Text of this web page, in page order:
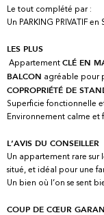
Le tout complété par :
Un PARKING PRIVATIF
LES PLUS
Appartement CLÉ EN
BALCON agréable pour
COPROPRIÉTÉ DE
Superficie fonctionnelle
Environnement calme et
L’AVIS DU CONSEILLER
Un appartement rare
situé, et idéal pour une
Un bien où l’on se sent
COUP DE CŒUR